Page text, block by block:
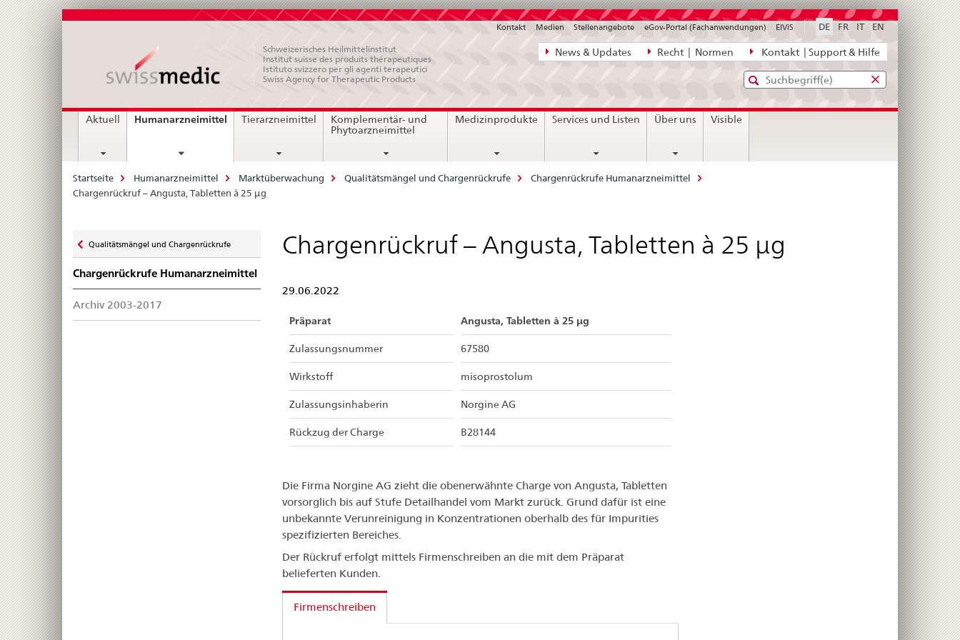
Direktnavigation
News,
Kontakt
News & Updates Recht | Normen Kontakt | Support & Hilfe
DE FR IT EN
Kontakt Medien Stellenangebote eGov-Portal (Fachanwendungen) ElViS
Schweizerisches Heilmittelinstitut
Institut suisse des produits thérapeutiques
Istituto svizzero per gli agenti terapeutici
Swiss Agency for Therapeutic Products
Standard-
Suche
Eingabefenster
diefür
Hauptnavigation
Aktuell Humanarzneimittel current
Tierarzneimittel
Komplementär- und
Phytoarzneimittel
Medizinprodukte Services und Listen Über uns Visible
Breadcrumb
Startseite Humanarzneimittel Marktüberwachung Qualitätsmängel und Chargenrückrufe
Chargenrückrufe Humanarzneimittel
Chargenrückruf – Angusta, Tabletten à 25 μg
zu
Qualitätsmängel und Chargenrückrufe
Chargenrückrufe Humanarzneimittel
Archiv 2003-2017
Chargenrückruf – Angusta, Tabletten à 25 μg
29.06.2022
Präparat Angusta, Tabletten à 25 μg
Zulassungsnummer 67580
Wirkstoff misoprostolum
Zulassungsinhaberin Norgine AG
Rückzug der Charge B28144
Die Firma Norgine AG zieht die obenerwähnte Charge von Angusta, Tabletten
vorsorglich bis auf Stufe Detailhandel vom Markt zurück. Grund dafür ist eine
unbekannte Verunreinigung in Konzentrationen oberhalb des für Impurities
spezifizierten Bereiches.
Der Rückruf erfolgt mittels Firmenschreiben an die mit dem Präparat
belieferten Kunden.
Firmenschreiben